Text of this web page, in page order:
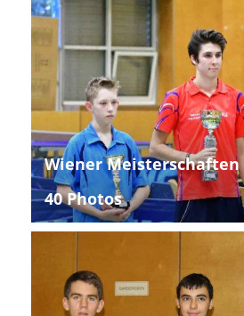
Wiener Meisterschaften
40 Photos